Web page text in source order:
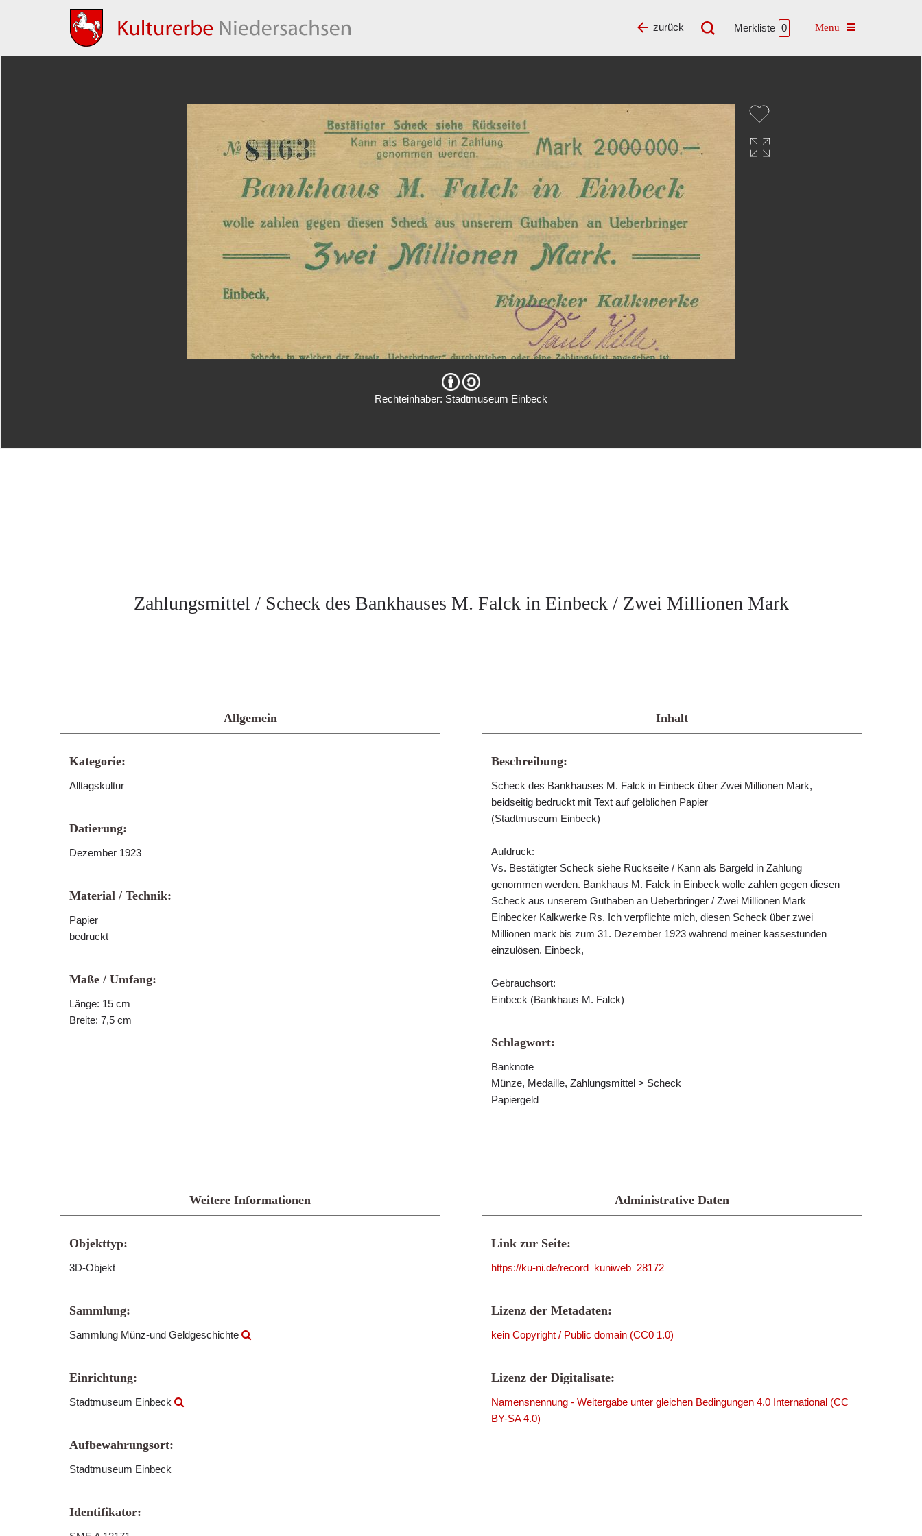
Merkliste 0 Toggle navigation
zurück
Rechteinhaber: Stadtmuseum Einbeck
Zahlungsmittel / Scheck des Bankhauses M. Falck in Einbeck / Zwei Millionen Mark
Allgemein
Kategorie:
Alltagskultur
Datierung:
Dezember 1923
Material / Technik:
Papier
bedruckt
Maße / Umfang:
Länge: 15 cm
Breite: 7,5 cm
Inhalt
Beschreibung:
Scheck des Bankhauses M. Falck in Einbeck über Zwei Millionen Mark,
beidseitig bedruckt mit Text auf gelblichen Papier
(Stadtmuseum Einbeck)
Aufdruck:
Vs. Bestätigter Scheck siehe Rückseite / Kann als Bargeld in Zahlung
genommen werden. Bankhaus M. Falck in Einbeck wolle zahlen gegen diesen
Scheck aus unserem Guthaben an Ueberbringer / Zwei Millionen Mark
Einbecker Kalkwerke Rs. Ich verpflichte mich, diesen Scheck über zwei
Millionen mark bis zum 31. Dezember 1923 während meiner kassestunden
einzulösen. Einbeck,
Gebrauchsort:
Einbeck (Bankhaus M. Falck)
Schlagwort:
Banknote
Münze, Medaille, Zahlungsmittel > Scheck
Papiergeld
Weitere Informationen
Objekttyp:
3D-Objekt
Sammlung:
Sammlung Münz-und Geldgeschichte
Einrichtung:
Stadtmuseum Einbeck
Aufbewahrungsort:
Stadtmuseum Einbeck
Identifikator:
Administrative Daten
Link zur Seite:
https://ku-ni.de/record_kuniweb_28172
Lizenz der Metadaten:
kein Copyright / Public domain (CC0 1.0)
Lizenz der Digitalisate:
Namensnennung - Weitergabe unter gleichen Bedingungen 4.0 International (CC
BY-SA 4.0)